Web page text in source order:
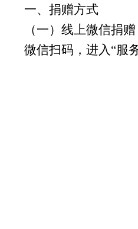
一、捐赠方式
（一）线上微信捐赠
微信扫码，进入“服